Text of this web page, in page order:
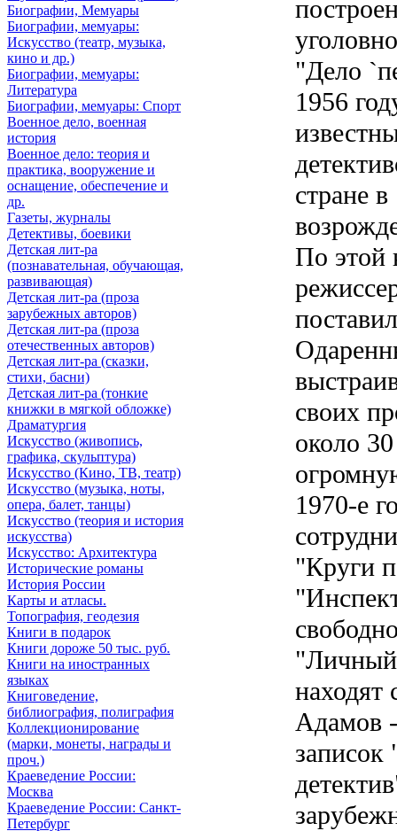
Биографии, Мемуары
Биографии, мемуары:
Искусство (театр, музыка,
кино и др.)
Биографии, мемуары:
Литература
Биографии, мемуары: Спорт
Военное дело, военная
история
Военное дело: теория и
практика, вооружение и
оснащение, обеспечение и
др.
Газеты, журналы
Детективы, боевики
Детская лит-ра
(познавательная, обучающая,
развивающая)
Детская лит-ра (проза
зарубежных авторов)
Детская лит-ра (проза
отечественных авторов)
Детская лит-ра (сказки,
стихи, басни)
Детская лит-ра (тонкие
книжки в мягкой обложке)
Драматургия
Искусствo (живопись,
графика, скульптура)
Искусствo (Кино, ТВ, театр)
Искусствo (музыка, ноты,
опера, балет, танцы)
Искусствo (теория и история
искусства)
Искусство: Архитектура
Исторические романы
История России
Карты и атласы.
Топография, геодезия
Книги в подарок
Книги дороже 50 тыс. руб.
Книги на иностранных
языках
Книговедение,
библиография, полиграфия
Коллекционирование
(марки, монеты, награды и
проч.)
Краеведение России:
Москва
Краеведение России: Санкт-
Петербург
"Дело
1956
стране
По этой
своих
около
1970-е
"Круги
находят
Адамов